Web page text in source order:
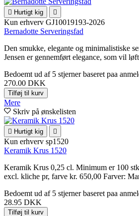
 Hurtigt kig 
Kun erhverv GJ10019193-2026
Bernadotte Serveringsfad
Den smukke, elegante og minimalistiske
Jensen er gennemført elegance, som vil
Bedoemt ud af 5 stjerner baseret paa
270.00 DKK
Tilføj til kurv
Mere
Skriv på ønskelisten
 Hurtigt kig 
Kun erhverv sp1520
Keramik Krus 1520
Keramik Krus 0,25 cl. Minimum er 100
excl. kliche pr, farve kr. 650,00 Farver:
Bedoemt ud af 5 stjerner baseret paa
28.95 DKK
Tilføj til kurv